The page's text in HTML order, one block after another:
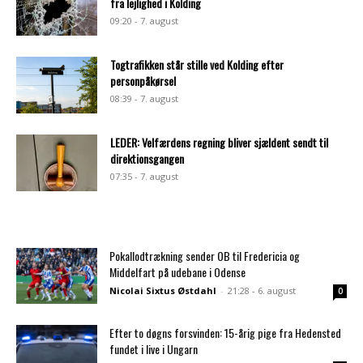
09:20 - 7. august
Togtrafikken står stille ved Kolding efter
personpåkørsel
08:39 - 7. august
LEDER: Velfærdens regning bliver sjældent sendt til
direktionsgangen
07:35 - 7. august
Pokallodtrækning sender OB til Fredericia og
Middelfart på udebane i Odense
Nicolai Sixtus Østdahl - 21:28 - 6. august 0
Efter to døgns forsvinden: 15-årig pige fra Hedensted
fundet i live i Ungarn